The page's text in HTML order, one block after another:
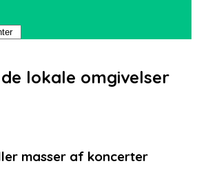
lokale omgivelser
masser af koncerter